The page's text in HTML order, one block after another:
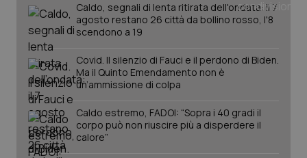
Caldo, segnali di lenta ritirata dell'ondata: il 7
agosto restano 26 città da bollino rosso, l'8
scendono a 19
Covid. Il silenzio di Fauci e il perdono di Biden.
Ma il Quinto Emendamento non è
un’ammissione di colpa
Caldo estremo, FADOI: “Sopra i 40 gradi il
corpo può non riuscire più a disperdere il
calore”